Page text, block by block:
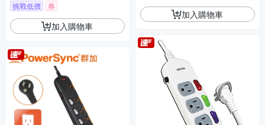
挑戰低價 券
加入購物車
加入購物車